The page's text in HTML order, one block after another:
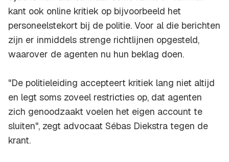
kant ook online kritiek op bijvoorbeeld het
personeelstekort bij de politie. Voor al die berichten
zijn er inmiddels strenge richtlijnen opgesteld,
waarover de agenten nu hun beklag doen.
"De politieleiding accepteert kritiek lang niet altijd
en legt soms zoveel restricties op, dat agenten
zich genoodzaakt voelen het eigen account te
sluiten", zegt advocaat Sébas Diekstra tegen de
krant.